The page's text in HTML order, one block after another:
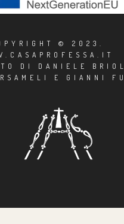
© 2023.
DI DANIELE
E GIANNI